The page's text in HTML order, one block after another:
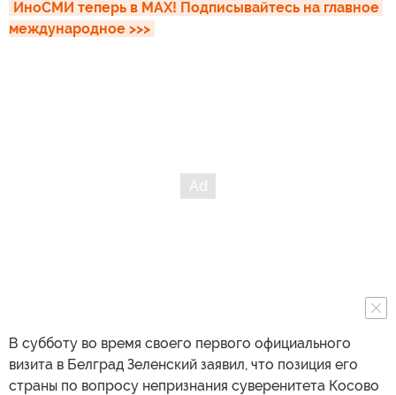
ИноСМИ теперь в MAX! Подписывайтесь на главное
международное >>>
В субботу во время своего первого официального
визита в Белград Зеленский заявил, что позиция его
страны по вопросу непризнания суверенитета Косово